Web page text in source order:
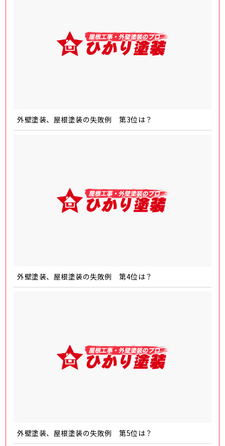
外壁塗装、屋根塗装の失敗例 第3位は？
外壁塗装、屋根塗装の失敗例 第4位は？
外壁塗装、屋根塗装の失敗例 第5位は？